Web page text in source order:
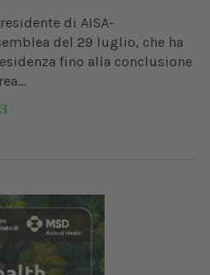
di AISA-
del 29 luglio, che ha
fino alla conclusione